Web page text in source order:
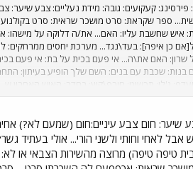
קעקועים: גובה: מידת נעליים: צבע שיער:
ספר שקראת: סרט מושכר שראית: סרט
איש שחשבת עליו: האם... את/ה דלוקה על מישהו:
כן איפה]: בעד\נגד... מערכת יחסים ממרחקים:
שרון: האם את\ה... אי פעם בכית על בת: אי פעם
שכבת עם בנים: השם שלך הופיע בעיתון:
היום הכי לא מועדף: ג'לי: תכשיט: חורף\קיץ: בחדר: האיש האחרון
אהוב: תוכנית אהובה: ספורט אהוב: תחביב: זמר/
לעשות אחרי שאת\ה תסיים\י את זה? איזה ארוחה
שם: יצחק (צוזנזר) גיל: 10.99 פירסינג:? קעקועים: לא! איכס! גובה: 146 מידת נעליים: 41 צבע שיער: חום צבע
בן כמה אתה נראה: משקפיים? לא. יש אבל לאחי וחותי ולשני הורי... אולי
טיפה טיפה) מרוצה מהשירות הצבאי או